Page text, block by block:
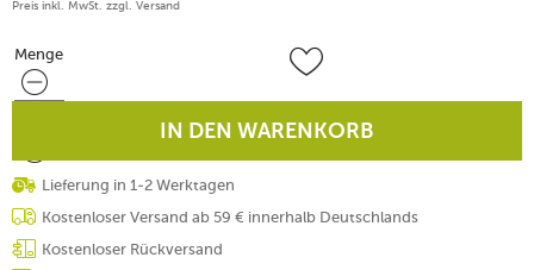
Preis inkl. MwSt. zzgl. Versand
Menge
Menge
IN DEN WARENKORB
Lieferung in 1-2 Werktagen
Kostenloser Versand ab 59 € innerhalb Deutschlands
Kostenloser Rückversand